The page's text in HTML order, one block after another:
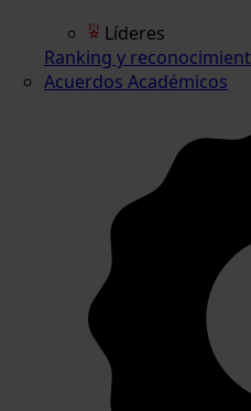
Líderes
Ranking y
Acuerdos Académicos